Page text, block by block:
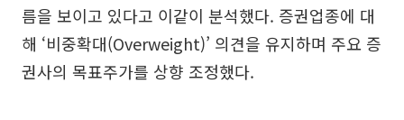
름을 보이고 있다고 이같이 분석했다. 증권업종에 대
해 ‘비중확대(Overweight)’ 의견을 유지하며 주요 증
권사의 목표주가를 상향 조정했다.